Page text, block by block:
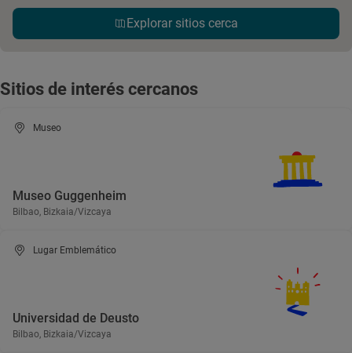
Explorar sitios cerca
Sitios de interés cercanos
Museo
Museo Guggenheim
Bilbao, Bizkaia/Vizcaya
Lugar Emblemático
Universidad de Deusto
Bilbao, Bizkaia/Vizcaya